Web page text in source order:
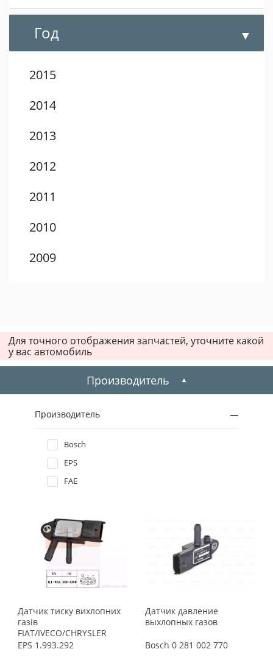
Год
2015
2014
2013
2012
2011
2010
2009
2006
2004
2003
2002
2000
1999
1998
Для точного отображения запчастей, уточните какой
у вас автомобиль
Производитель
Производитель
Bosch
EPS
FAE
Датчик тиску вихлопних
газів
FIAT/IVECO/CHRYSLER
EPS 1.993.292
Датчик давление
выхлопных газов
Bosch 0 281 002 770